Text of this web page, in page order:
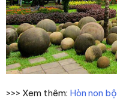
>>> Xem thêm: Hòn non